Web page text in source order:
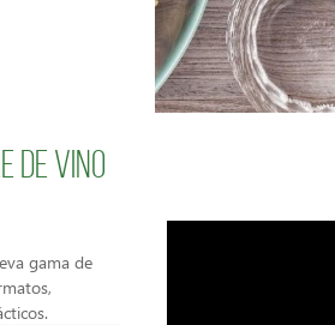
de vino
gama de